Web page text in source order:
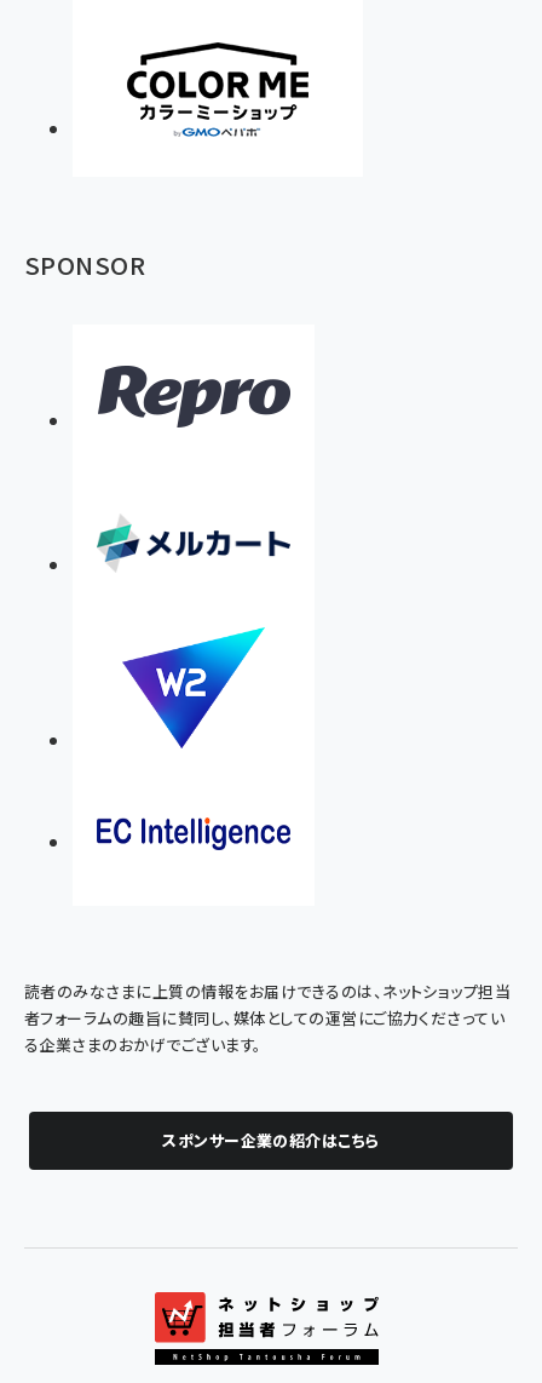
SPONSOR
読者のみなさまに上質の情報をお届けできるのは、ネットショップ担当
者フォーラムの趣旨に賛同し、媒体としての運営にご協力くださってい
る企業さまのおかげでございます。
スポンサー企業の紹介はこちら